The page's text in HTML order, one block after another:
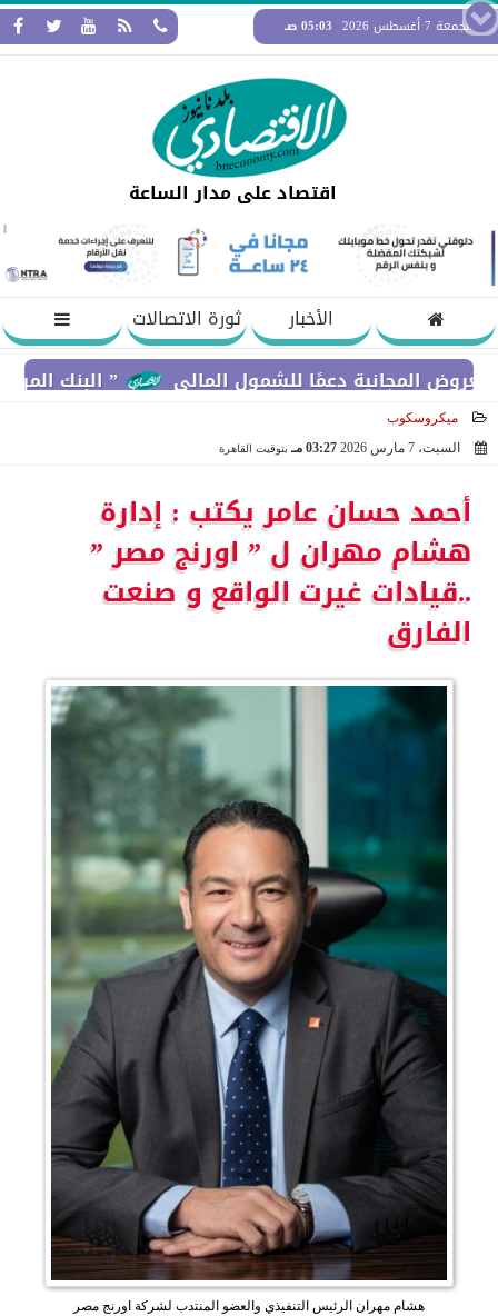
الجمعة 7 أغسطس 2026 05:03 صـ
اقتصاد على مدار الساعة
الأخبار
ثورة الاتصالات
” البنك المركزي” : معدلات الشمول المالي تواصل ارتفاعها 79% من
للشمول المالي
ميكروسكوب
السبت، 7 مارس 2026
03:27 مـ بتوقيت القاهرة
أحمد حسان عامر يكتب : إدارة
هشام مهران ل ” اورنج مصر ”
..قيادات غيرت الواقع و صنعت
الفارق
هشام مهران الرئيس التنفيذي والعضو المنتدب لشركة اورنج مصر